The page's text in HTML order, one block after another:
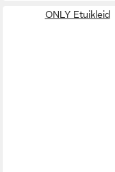
ONLY Etuikleid